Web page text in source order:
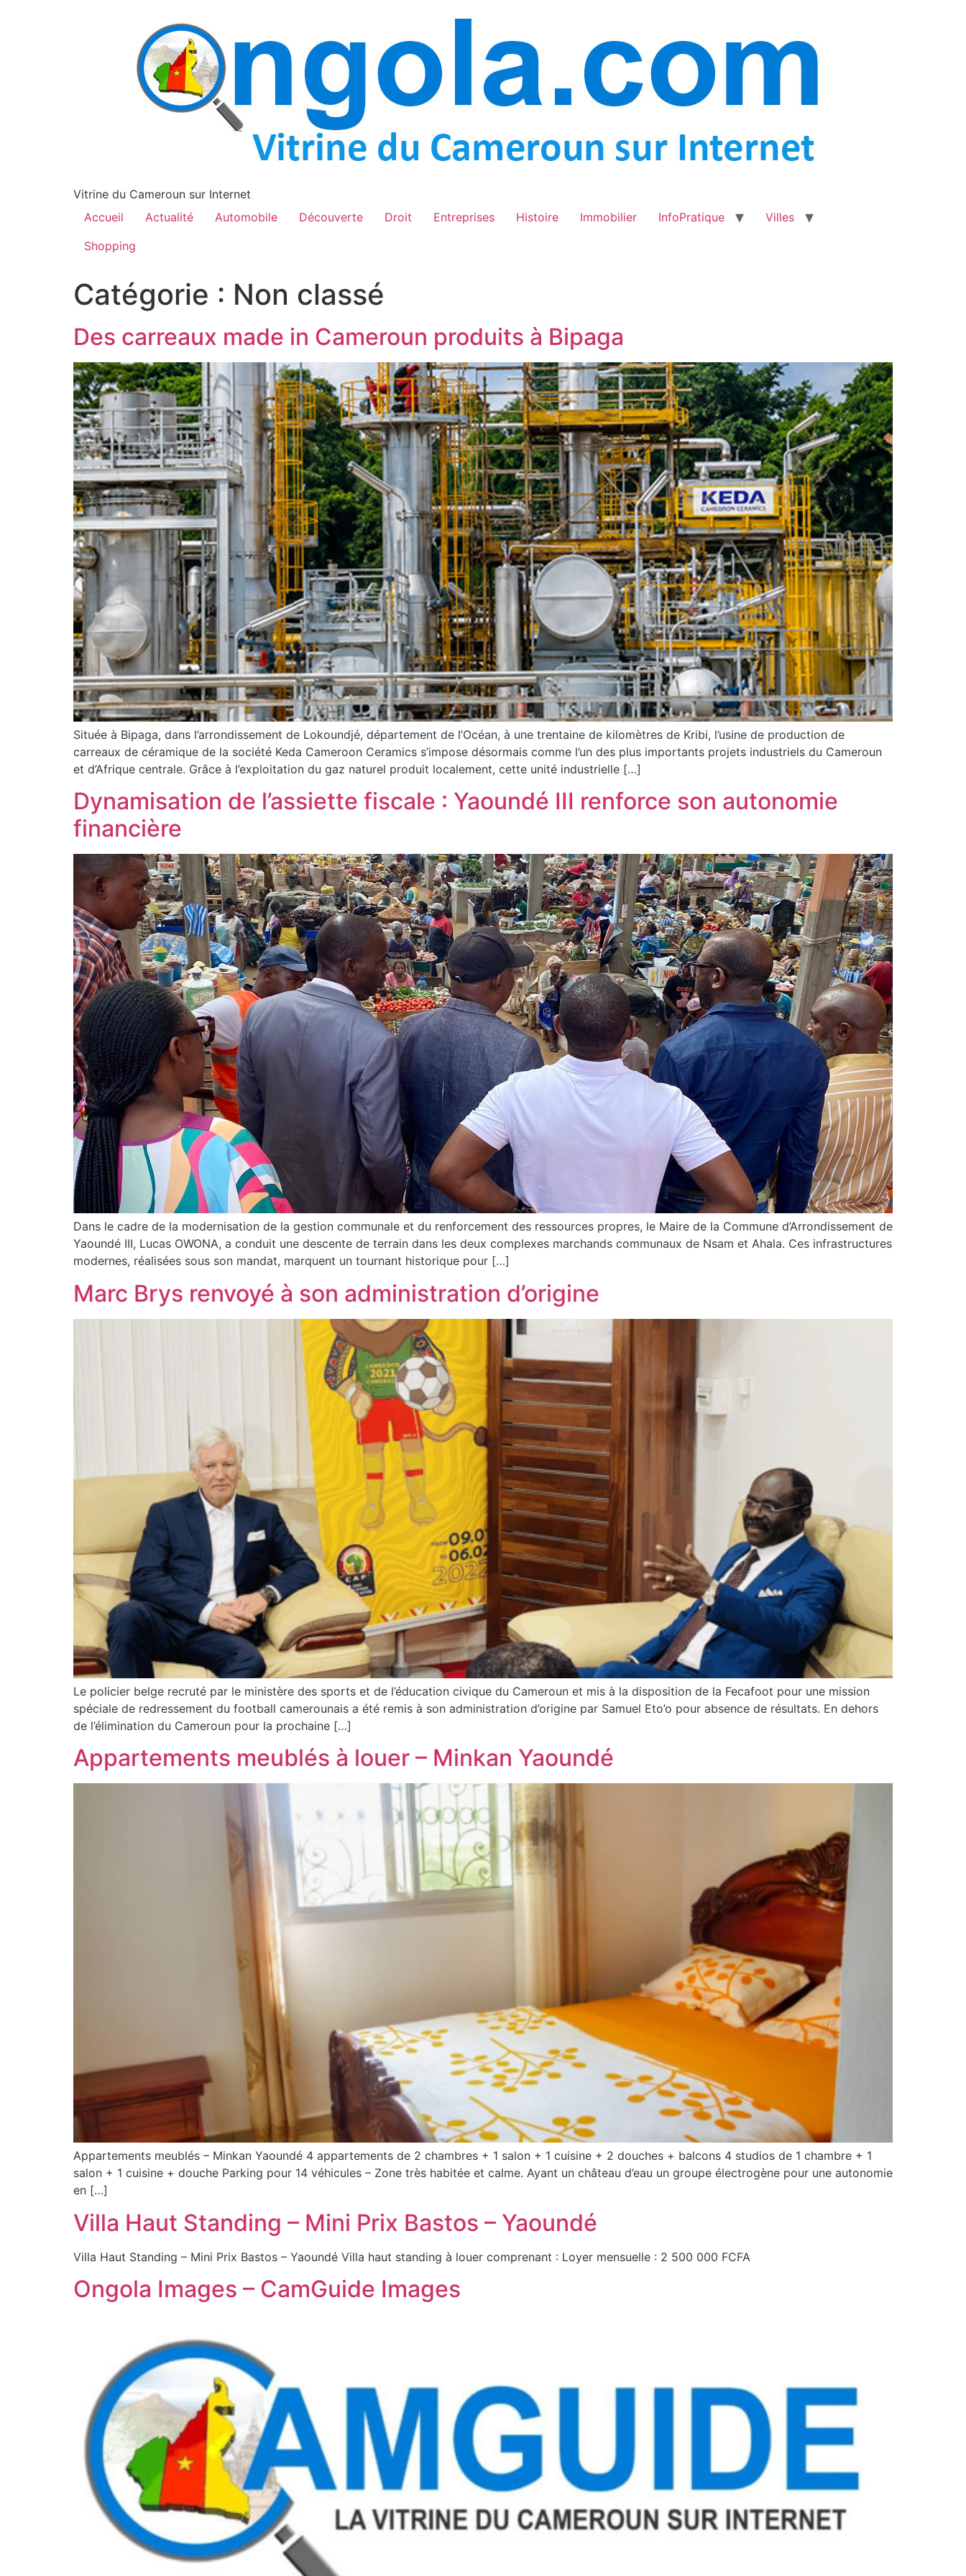
Vitrine du Cameroun sur Internet
Accueil
Actualité Automobile Découverte Droit Entreprises Histoire Immobilier InfoPratique
Villes
Shopping
Catégorie : Non classé
Des carreaux made in Cameroun produits à Bipaga
Située à Bipaga, dans l’arrondissement de Lokoundjé, département de l’Océan, à une trentaine de kilomètres de Kribi, l’usine de production de
carreaux de céramique de la société Keda Cameroon Ceramics s’impose désormais comme l’un des plus importants projets industriels du Cameroun
et d’Afrique centrale. Grâce à l’exploitation du gaz naturel produit localement, cette unité industrielle […]
Dynamisation de l’assiette fiscale : Yaoundé III renforce son autonomie
financière
Dans le cadre de la modernisation de la gestion communale et du renforcement des ressources propres, le Maire de la Commune d’Arrondissement de
Yaoundé III, Lucas OWONA, a conduit une descente de terrain dans les deux complexes marchands communaux de Nsam et Ahala. Ces infrastructures
modernes, réalisées sous son mandat, marquent un tournant historique pour […]
Marc Brys renvoyé à son administration d’origine
Le policier belge recruté par le ministère des sports et de l’éducation civique du Cameroun et mis à la disposition de la Fecafoot pour une mission
spéciale de redressement du football camerounais a été remis à son administration d’origine par Samuel Eto’o pour absence de résultats. En dehors
de l’élimination du Cameroun pour la prochaine […]
Appartements meublés à louer – Minkan Yaoundé
Appartements meublés – Minkan Yaoundé 4 appartements de 2 chambres + 1 salon + 1 cuisine + 2 douches + balcons 4 studios de 1 chambre + 1
salon + 1 cuisine + douche Parking pour 14 véhicules – Zone très habitée et calme. Ayant un château d’eau un groupe électrogène pour une autonomie
en […]
Villa Haut Standing – Mini Prix Bastos – Yaoundé
Villa Haut Standing – Mini Prix Bastos – Yaoundé Villa haut standing à louer comprenant : Loyer mensuelle : 2 500 000 FCFA
Ongola Images – CamGuide Images